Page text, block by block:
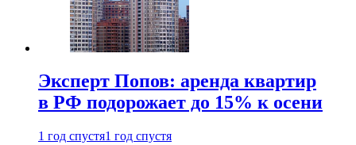
Эксперт Попов: аренда квартир
в РФ подорожает до 15% к осени
1 год спустя1 год спустя